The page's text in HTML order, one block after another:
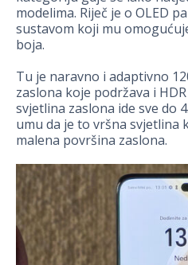
modelima. Riječ je o OLED
sustavom koji mu
boja.
Tu je naravno i adaptivno
zaslona koje podržava i
svjetlina zaslona ide sve do
umu da je to vršna svjetlina
malena površina zaslona.